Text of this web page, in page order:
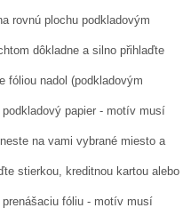
rovnú plochu podkladovým
dôkladne a silno přihlaďte
fóliou nadol (podkladovým
papier - motív musí
na vami vybrané miesto a
stierkou, kreditnou kartou alebo
fóliu - motív musí